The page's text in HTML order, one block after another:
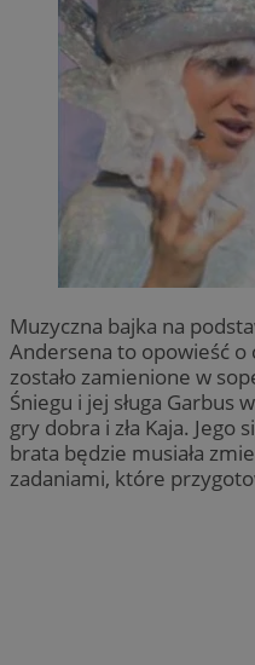
Muzyczna bajka na
Andersena to opowieść o
zostało zamienione w
Śniegu i jej sługa Garbus
gry dobra i zła Kaja. Jego
brata będzie musiała
zadaniami, które